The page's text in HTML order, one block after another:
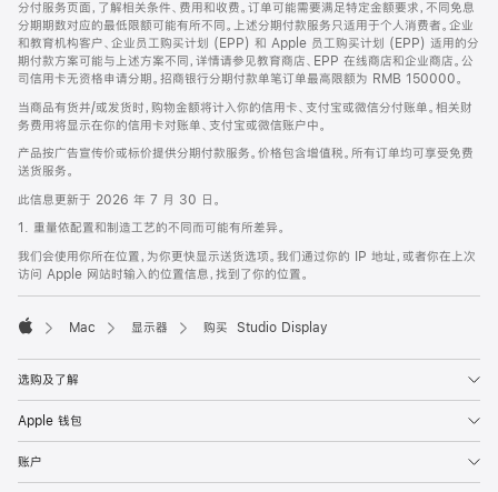
分付服务页面，了解相关条件、费用和收费。订单可能需要满足特定金额要求，不同免息
分期期数对应的最低限额可能有所不同。上述分期付款服务只适用于个人消费者。企业
和教育机构客户、企业员工购买计划 (EPP) 和 Apple 员工购买计划 (EPP) 适用的分
期付款方案可能与上述方案不同，详情请参见教育商店、EPP 在线商店和企业商店。公
司信用卡无资格申请分期。招商银行分期付款单笔订单最高限额为 RMB 150000。
当商品有货并/或发货时，购物金额将计入你的信用卡、支付宝或微信分付账单。相关财
务费用将显示在你的信用卡对账单、支付宝或微信账户中。
产品按广告宣传价或标价提供分期付款服务。价格包含增值税。所有订单均可享受免费
送货服务。
此信息更新于 2026 年 7 月 30 日。
1. 重量依配置和制造工艺的不同而可能有所差异。
我们会使用你所在位置，为你更快显示送货选项。我们通过你的 IP 地址，或者你在上次
访问 Apple 网站时输入的位置信息，找到了你的位置。
Mac 显示器 购买 Studio Display
选购及了解
Apple 钱包
账户